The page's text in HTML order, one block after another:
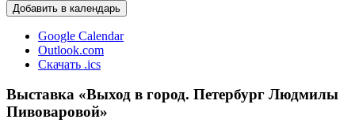
Добавить в календарь
Google Calendar
Outlook.com
Скачать .ics
Выставка «Выход в город. Петербург Людмилы
Пивоваровой»